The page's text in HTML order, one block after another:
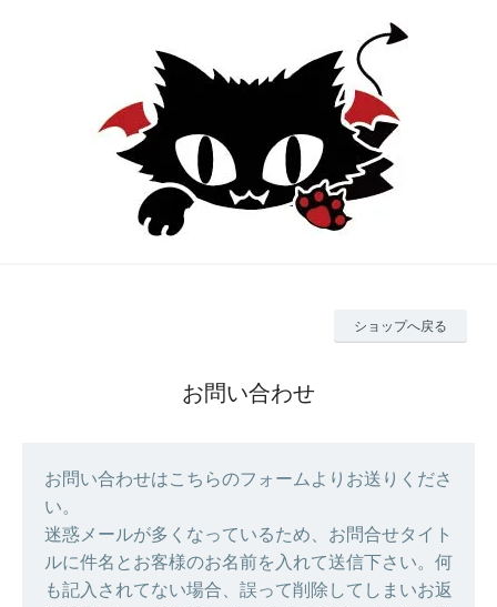
ショップへ戻る
お問い合わせ
お問い合わせはこちらのフォームよりお送りくださ
い。
迷惑メールが多くなっているため、お問合せタイト
ルに件名とお客様のお名前を入れて送信下さい。何
も記入されてない場合、誤って削除してしまいお返